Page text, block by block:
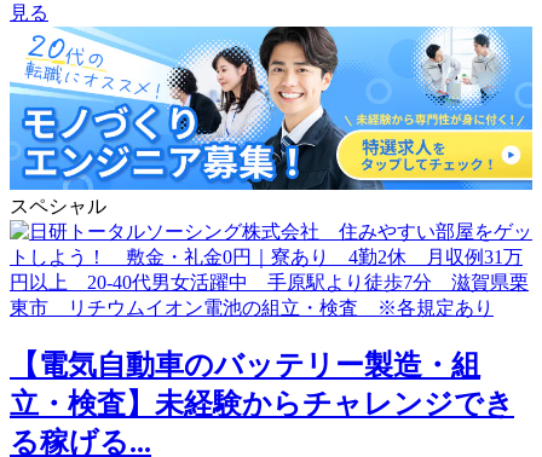
見る
スペシャル
【電気自動車のバッテリー製造・組
立・検査】未経験からチャレンジでき
る稼げる...